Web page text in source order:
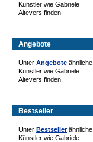
Künstler wie Gabriele
Altevers finden.
Angebote
Unter Angebote ähnliche
Künstler wie Gabriele
Altevers finden.
Bestseller
Unter Bestsellerähnliche
Künstler wie Gabriele